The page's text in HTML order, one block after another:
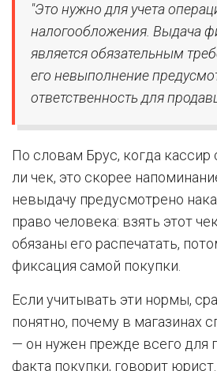
"Это нужно для учета
налогообложения. Выдача
является обязательным
его невыполнение
ответственность для
По словам Брус, когда
ли чек, это скорее
невыдачу предусмотрено
право человека: взять этот
обязаны его распечатать,
фиксация самой покупки.
Если учитывать эти нормы,
понятно, почему в магазинах
— он нужен прежде всего для
факта покупки, говорит